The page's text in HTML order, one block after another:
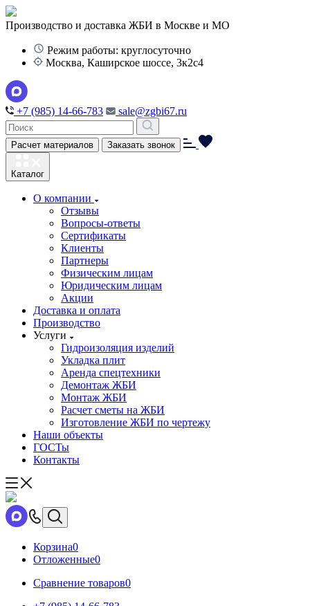
Производство и доставка ЖБИ в Москве и МО
Режим работы: круглосуточно
Москва, Каширское шоссе, 3к2с4
+7 (985) 14-66-783 sale@zgbi67.ru
Расчет материалов Заказать звонок
Каталог
О компании
Отзывы
Вопросы-ответы
Сертификаты
Клиенты
Партнеры
Физическим лицам
Юридическим лицам
Акции
Доставка и оплата
Производство
Услуги
Гидроизоляция изделий
Укладка плит
Аренда спецтехники
Демонтаж ЖБИ
Монтаж ЖБИ
Расчет сметы на ЖБИ
Изготовление ЖБИ по чертежу
Наши объекты
ГОСТы
Контакты
Корзина0
Отложенные0
Сравнение товаров0